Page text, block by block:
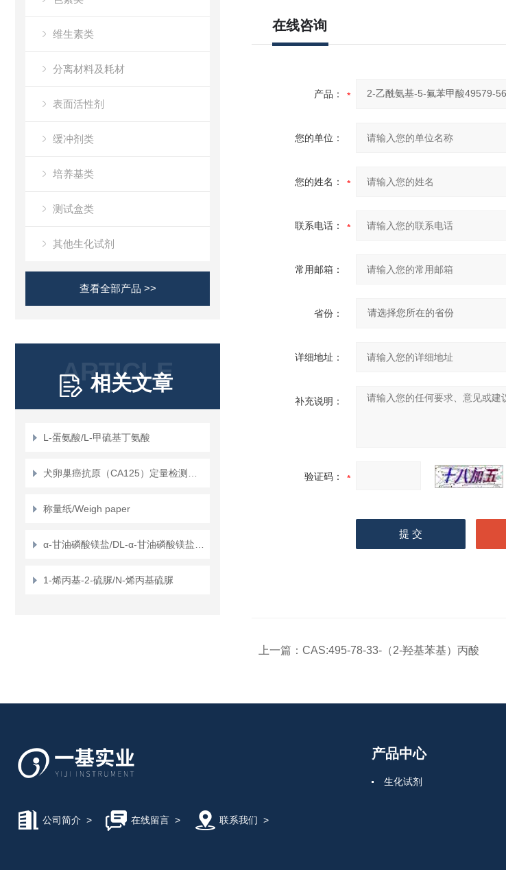
维生素类
分离材料及耗材
表面活性剂
缓冲剂类
培养基类
测试盒类
其他生化试剂
查看全部产品 >>
ARTICLE
相关文章
L-蛋氨酸/L-甲硫基丁氨酸
称量纸/Weigh paper
1-烯丙基-2-硫脲/N-烯丙基硫脲
在线咨询
产品：
您的单位：
您的姓名：
联系电话：
常用邮箱：
省份：
详细地址：
补充说明：
验证码：
上一篇： CAS:495-78-33-（2-羟基苯基）丙酸
公司简介 > 在线留言> 联系我们 >
产品中心
生化试剂